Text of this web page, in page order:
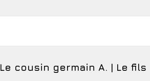
Le cousin germain A. | Le fils